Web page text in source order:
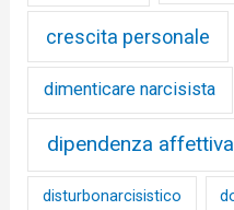
crescita personale
dimenticare narcisista
dipendenza affettiva
disturbonarcisistico